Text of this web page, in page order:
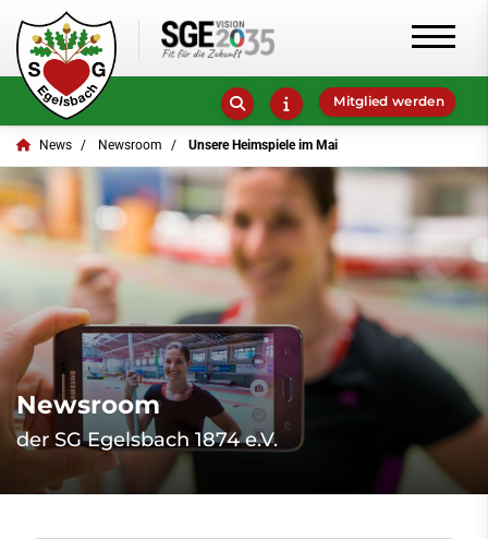
Mitglied werden
News Newsroom Unsere Heimspiele im Mai
Newsroom
der SG Egelsbach 1874 e.V.